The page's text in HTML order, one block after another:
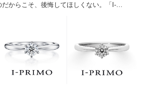
だからこそ、後悔してほしくない。「I-
おります。リング選びの最初の一歩をご一
アイプリモへ。